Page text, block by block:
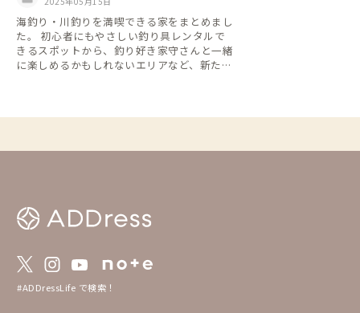
海釣り・川釣りを満喫できる家をまとめまし
た。 初心者にもやさしい釣り具レンタルで
きるスポットから、釣り好き家守さんと一緒
に楽しめるかもしれないエリアなど、新たな
#ADDressLife で検索！